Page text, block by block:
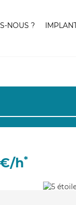
NOUS ?
h*